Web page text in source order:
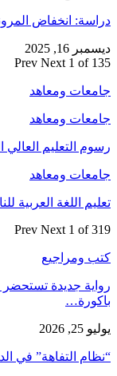
دراسة: انخفاض
ديسمبر 16, 2025
Prev Next 1 of 135
جامعات ومعاهد
جامعات ومعاهد
رسوم التعليم العالي
جامعات ومعاهد
تعليم اللغة العربية
Prev Next 1 of 319
كتب ومراجيع
رواية جديدة تستحضر
باكورة…
يوليو 25, 2026
“نظام التفاهة” في